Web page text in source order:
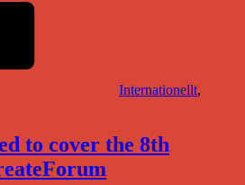
Internationellt,
to cover the 8th